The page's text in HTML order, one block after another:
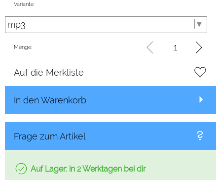
Variante
Menge:
Auf die Merkliste
In den Warenkorb
Frage zum Artikel
Auf Lager: in 2 Werktagen bei dir